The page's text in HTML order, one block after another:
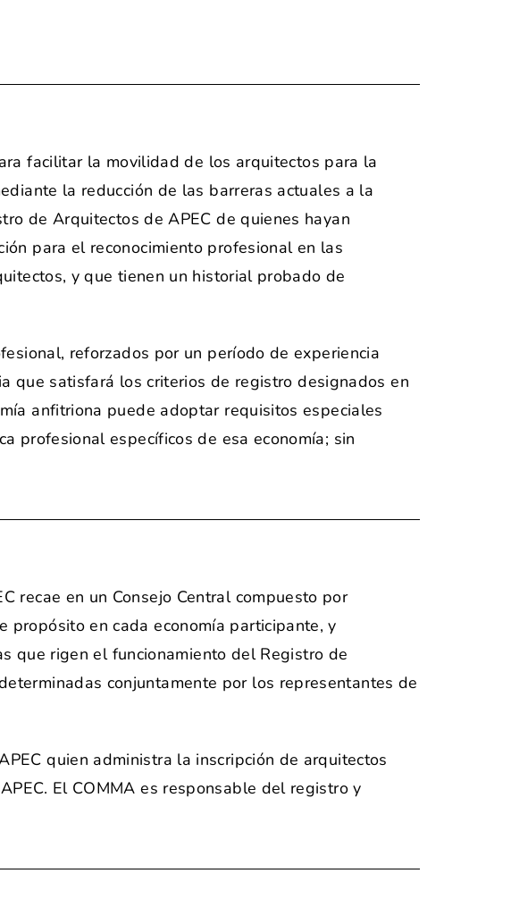
facilitar la movilidad de los arquitectos para la
la reducción de las barreras actuales a la
de Arquitectos de APEC de quienes hayan
para el reconocimiento profesional en las
y que tienen un historial probado de
reforzados por un período de experiencia
que satisfará los criterios de registro designados en
anfitriona puede adoptar requisitos especiales
profesional específicos de esa economía; sin
recae en un Consejo Central compuesto por
en cada economía participante, y
que rigen el funcionamiento del Registro de
conjuntamente por los representantes de
quien administra la inscripción de arquitectos
El COMMA es responsable del registro y